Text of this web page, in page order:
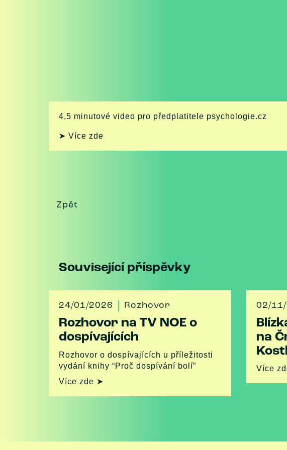
4,5 minutové video pro předplatitele psychologie.cz
➤ Více zde
Zpět
Související příspěvky
24/01/2026 Rozhovor
Rozhovor na TV NOE o
dospívajících
Rozhovor o dospívajících u příležitosti
vydání knihy “Proč dospívání bolí”
Více zde ➤
02/
na
Více